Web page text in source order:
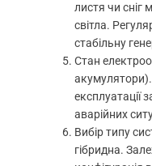
листя чи сніг
світла.
стабільну
Стан
експлуатації
аварійних
Вибір типу
гібридна.